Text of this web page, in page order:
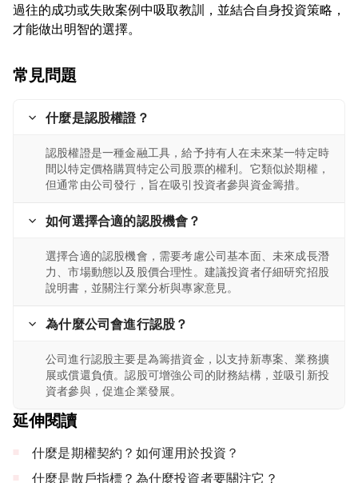
過往的成功或失敗案例中吸取教訓，並結合自身投資策略，
常見問題
什麼是認股權證？
認股權證是一種金融工具，給予持有人在未來某一特定時
間以特定價格購買特定公司股票的權利。它類似於期權，
但通常由公司發行，旨在吸引投資者參與資金籌措。
如何選擇合適的認股機會？
選擇合適的認股機會，需要考慮公司基本面、未來成長潛
力、市場動態以及股價合理性。建議投資者仔細研究招股
說明書，並關注行業分析與專家意見。
為什麼公司會進行認股？
公司進行認股主要是為籌措資金，以支持新專案、業務擴
展或償還負債。認股可增強公司的財務結構，並吸引新投
資者參與，促進企業發展。
延伸閱讀
什麼是期權契約？如何運用於投資？
什麼是散戶指標？為什麼投資者要關注它？